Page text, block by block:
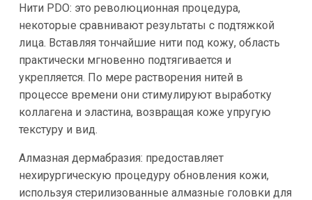
Нити PDO: это революционная процедура,
некоторые сравнивают результаты с подтяжкой
лица. Вставляя тончайшие нити под кожу, область
практически мгновенно подтягивается и
укрепляется. По мере растворения нитей в
процессе времени они стимулируют выработку
коллагена и эластина, возвращая коже упругую
текстуру и вид.
Алмазная дермабразия: предоставляет
нехирургическую процедуру обновления кожи,
используя стерилизованные алмазные головки для